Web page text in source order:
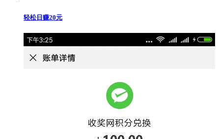
轻松日赚20元